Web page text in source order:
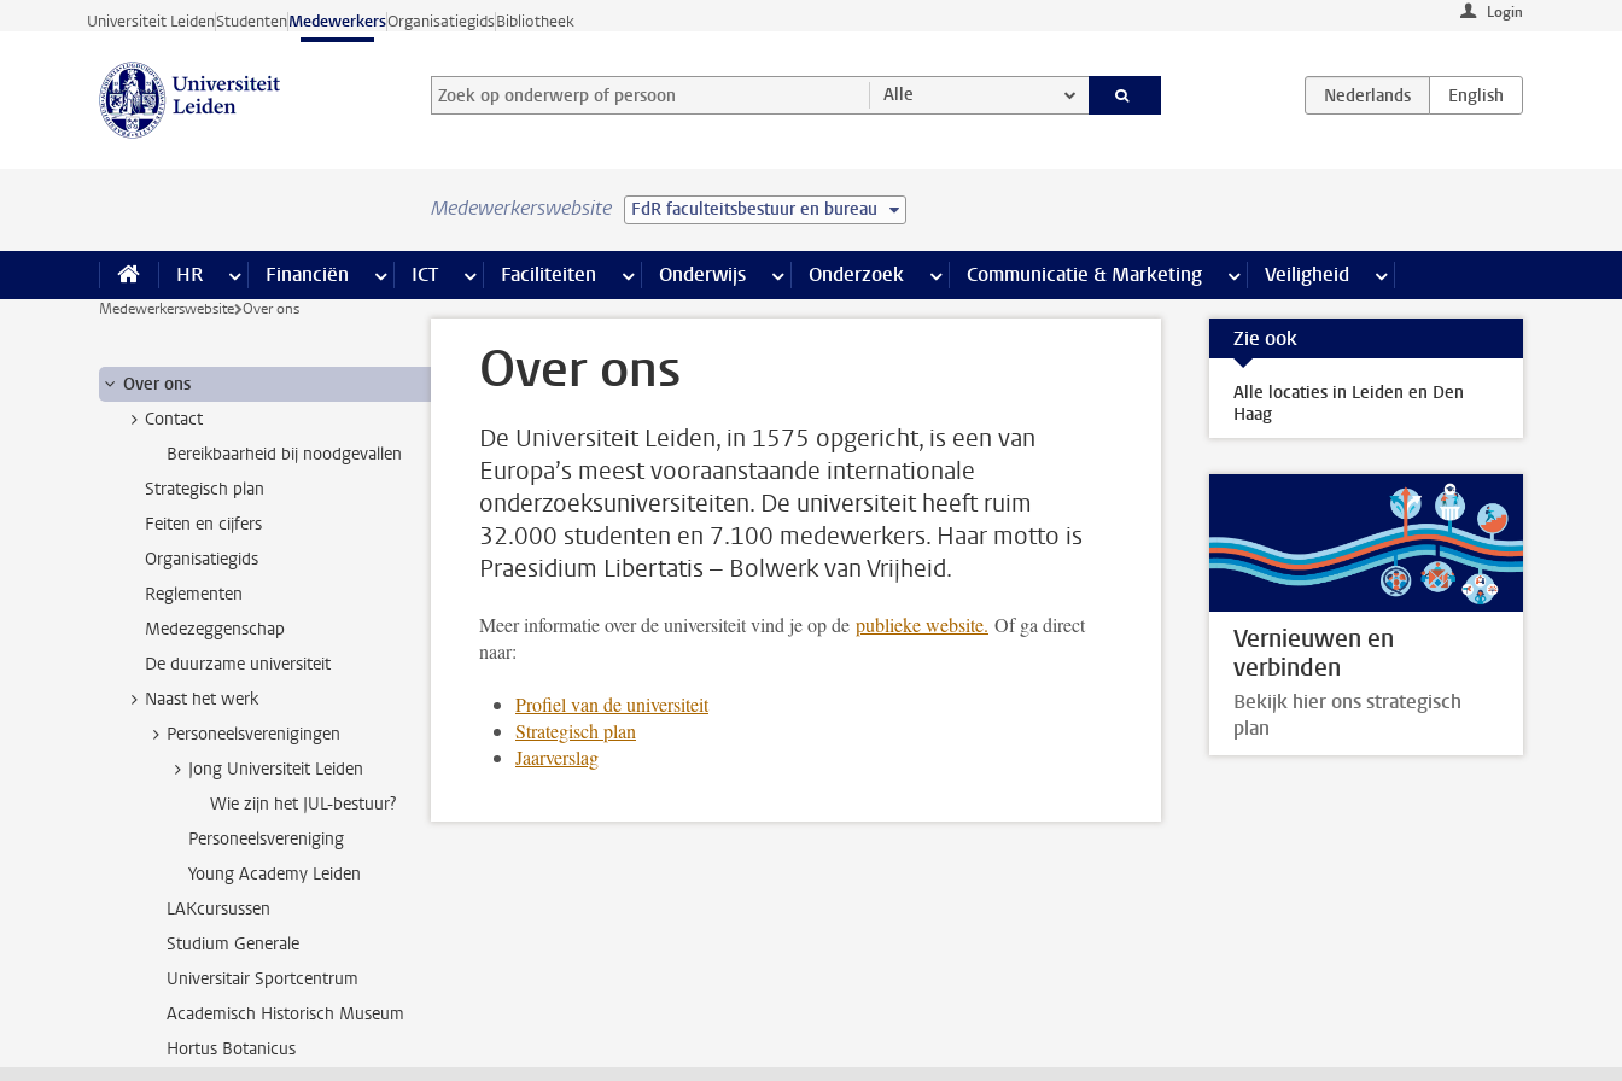
Ga direct naar de inhoud
Universiteit LeidenStudentenMedewerkersOrganisatiegidsBibliotheek Login
Zoek op onderwerp of persoon en selecteer categorie
Zoekterm Alle
Medewerkerswebsite FdR faculteitsbestuur en bureau
HR meer HR pagina’s
Financiën meer Financiën pagina’s
ICT meer ICT pagina’s
Faciliteiten meer Faciliteiten pagina’s
Onderwijs meer Onderwijs pagina’s
Onderzoek meer Onderzoek pagina’s
Communicatie & Marketing meer Communicatie & Marketing pagina’s
Veiligheid meer Veiligheid pagina’s
Medewerkerswebsite Over ons
Over ons
Contact
Bereikbaarheid bij noodgevallen
Strategisch plan
Feiten en cijfers
Organisatiegids
Reglementen
Medezeggenschap
De duurzame universiteit
Naast het werk
Personeelsverenigingen
Jong Universiteit Leiden
Wie zijn het JUL-bestuur?
Personeelsvereniging
Young Academy Leiden
LAKcursussen
Studium Generale
Universitair Sportcentrum
Academisch Historisch Museum
Hortus Botanicus
Over ons
De Universiteit Leiden, in 1575 opgericht, is een van
Europa’s meest vooraanstaande internationale
onderzoeksuniversiteiten. De universiteit heeft ruim
32.000 studenten en 7.100 medewerkers. Haar motto is
Praesidium Libertatis – Bolwerk van Vrijheid.
Meer informatie over de universiteit vind je op de publieke website. Of ga direct
naar:
Profiel van de universiteit
Strategisch plan
Jaarverslag
Zie ook
Alle locaties in Leiden en Den
Haag
Vernieuwen en
verbinden
Bekijk hier ons strategisch
plan